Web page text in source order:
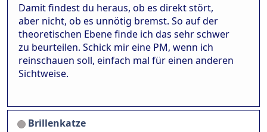
Damit findest du heraus, ob es direkt stört,
aber nicht, ob es unnötig bremst. So auf der
theoretischen Ebene finde ich das sehr schwer
zu beurteilen. Schick mir eine PM, wenn ich
reinschauen soll, einfach mal für einen anderen
Sichtweise.
Brillenkatze